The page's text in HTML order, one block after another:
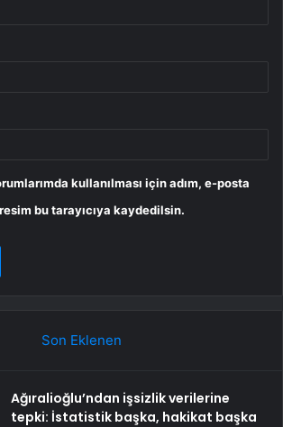
kullanılması için adım, e-posta
bu tarayıcıya kaydedilsin.
Son Eklenen
Ağıralioğlu’ndan işsizlik verilerine
tepki: İstatistik başka, hakikat başka